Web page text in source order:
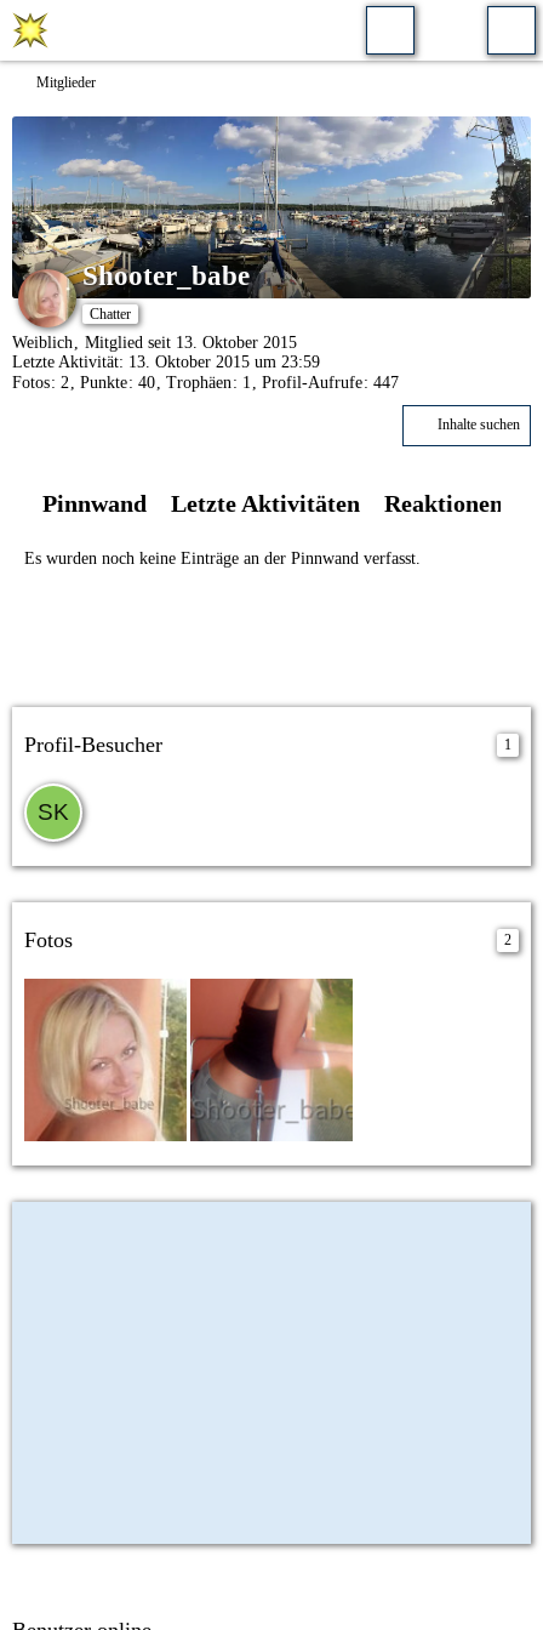
Mitglieder
Shooter_babe
Chatter
Weiblich
Mitglied seit 13. Oktober 2015
Letzte Aktivität: 13. Oktober 2015 um 23:59
Fotos
2 Punkte 40 Trophäen 1 Profil-Aufrufe 447
Inhalte suchen
Pinnwand Letzte Aktivitäten Reaktionen
Es wurden noch keine Einträge an der Pinnwand verfasst.
Profil-Besucher 1
Fotos 2